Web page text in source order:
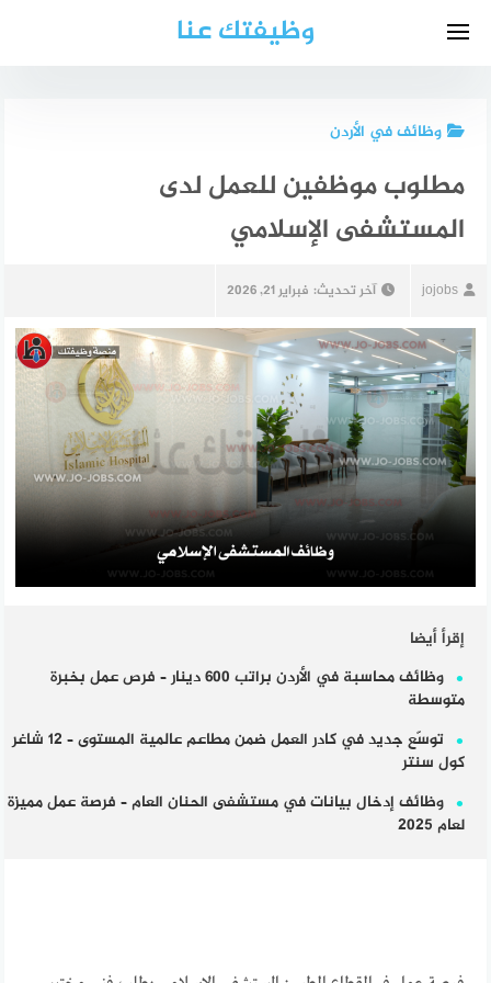
وظيفتك عنا
وظائف في الأردن
مطلوب موظفين للعمل لدى
المستشفى الإسلامي
jojobs آخر تحديث: فبراير 21, 2026
إقرأ أيضا
وظائف محاسبة في الأردن براتب 600 دينار – فرص عمل بخبرة
متوسطة
توسّع جديد في كادر العمل ضمن مطاعم عالمية المستوى – 12 شاغر
كول سنتر
وظائف إدخال بيانات في مستشفى الحنان العام – فرصة عمل مميزة
لعام 2025